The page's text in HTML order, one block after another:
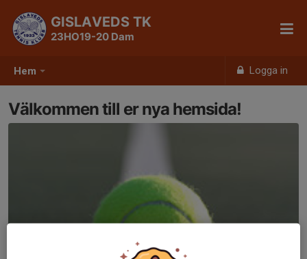
Hem Logga in
GISLAVEDS TK
23HO19-20 Dam
Välkommen till er nya hemsida!